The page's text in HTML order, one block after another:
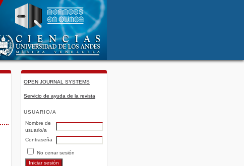
OPEN JOURNAL SYSTEMS
Servicio de ayuda de la revista
USUARIO/A
Nombre de
usuario/a
Contraseña
No cerrar sesión